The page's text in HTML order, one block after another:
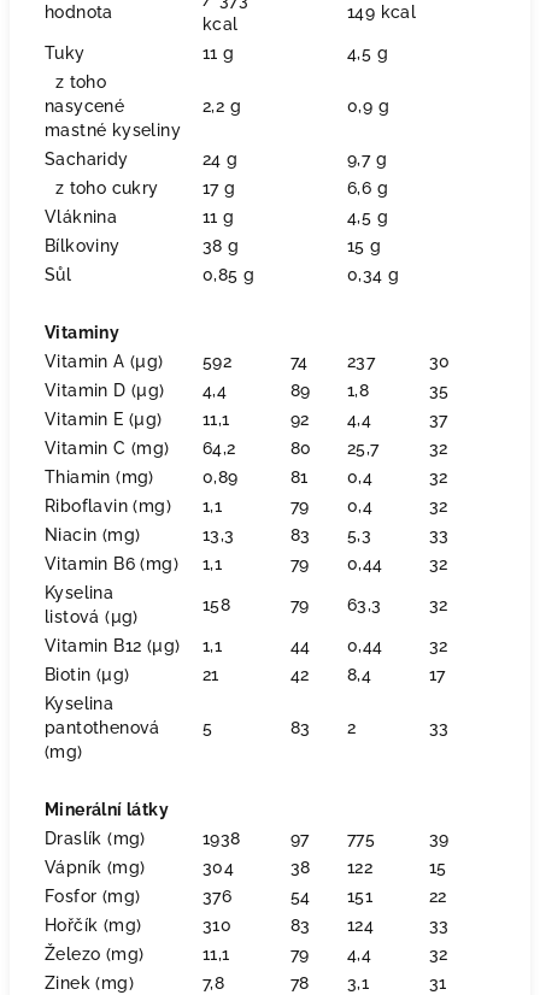
hodnota
kcal
149 kcal
Tuky 11 g
4,5 g
z toho
nasycené
mastné kyseliny
2,2 g 0,9 g
Sacharidy 24 g
9,7 g
z toho cukry
17 g
6,6 g
Vláknina
11 g
4,5 g
Bílkoviny
38 g
15 g
Sůl
0,85 g 0,34 g
Vitaminy
Vitamin A (µg)
592 74 237
30
Vitamin D (µg)
4,4 89 1,8
35
Vitamin E (µg)
11,1 92 4,4
37
Vitamin C (mg)
64,2 80 25,7
32
Thiamin (mg)
0,89 81 0,4
32
Riboflavin (mg)
1,1 79 0,4
32
Niacin (mg)
13,3 83 5,3
33
Vitamin B6 (mg)
1,1 79 0,44
32
Kyselina
listová (µg)
158 79 63,3 32
Vitamin B12 (µg) 1,1 44 0,44
32
Biotin (µg)
21 42 8,4
17
Kyselina
pantothenová
(mg)
5 83 2 33
Minerální látky
Draslík (mg)
1938 97 775
39
Vápník (mg)
304 38 122
15
Fosfor (mg)
376 54 151
22
Hořčík (mg)
310 83 124
33
Železo (mg)
11,1 79 4,4
32
Zinek (mg)
7,8 78 3,1
31